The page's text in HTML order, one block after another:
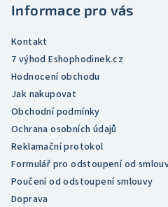
Informace pro vás
Kontakt
7 výhod Eshophodinek.cz
Hodnocení obchodu
Jak nakupovat
Obchodní podmínky
Ochrana osobních údajů
Reklamační protokol
Formulář pro odstoupení od
Poučení od odstoupení smlouvy
Doprava